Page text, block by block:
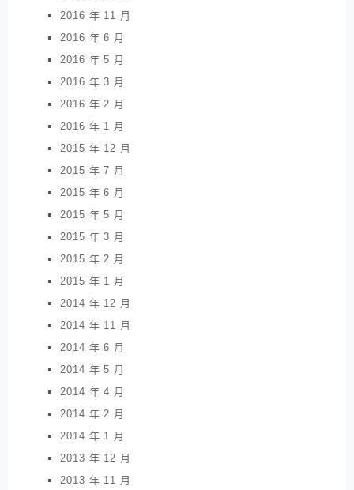
2016 年 11 月
2016 年 6 月
2016 年 5 月
2016 年 3 月
2016 年 2 月
2016 年 1 月
2015 年 12 月
2015 年 7 月
2015 年 6 月
2015 年 5 月
2015 年 3 月
2015 年 2 月
2015 年 1 月
2014 年 12 月
2014 年 11 月
2014 年 6 月
2014 年 5 月
2014 年 4 月
2014 年 2 月
2014 年 1 月
2013 年 12 月
2013 年 11 月